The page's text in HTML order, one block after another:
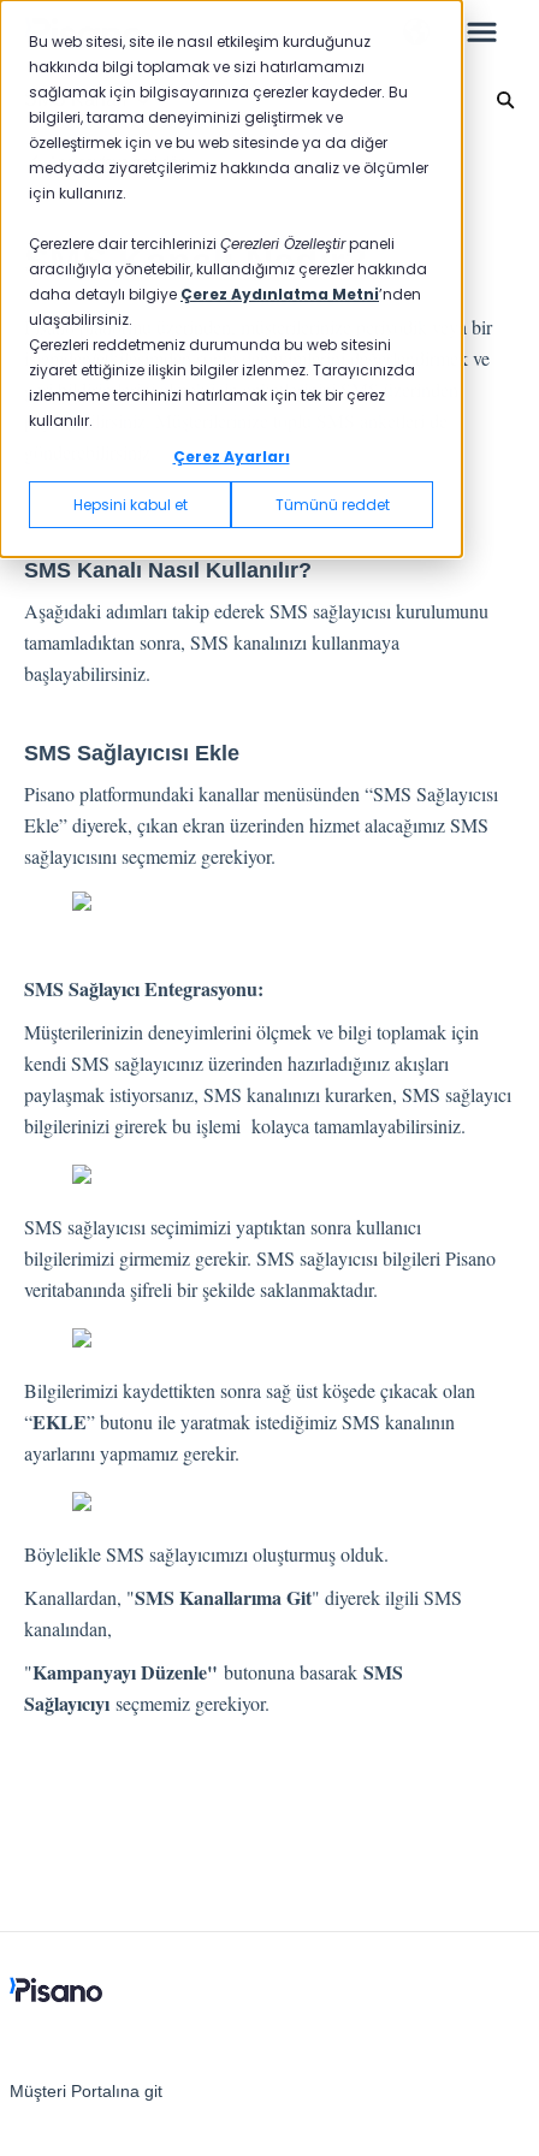
Bu web sitesi, site ile nasıl etkileşim kurduğunuz
hakkında bilgi toplamak ve sizi hatırlamamızı
sağlamak için bilgisayarınıza çerezler kaydeder. Bu
bilgileri, tarama deneyiminizi geliştirmek ve
özelleştirmek için ve bu web sitesinde ya da diğer
medyada ziyaretçilerimiz hakkında analiz ve ölçümler
için kullanırız.
Çerezlere dair tercihlerinizi Çerezleri Özelleştirpaneli
aracılığıyla yönetebilir, kullandığımız çerezler hakkında
daha detaylı bilgiye Çerez Aydınlatma Metni’nden
ulaşabilirsiniz.
Çerezleri reddetmeniz durumunda bu web sitesini
ziyaret ettiğinize ilişkin bilgiler izlenmez. Tarayıcınızda
izlenmeme tercihinizi hatırlamak için tek bir çerez
kullanılır.
Çerez Ayarları
Hepsini kabul et Tümünü reddet
SMS Kanalı
Leo
Yeni Başlayanlar İçin
Raporlar
NPS
CSAT
Raporlama 2024
Geri Bildirimler
Spam
Geri Bildirim
Atama
Akışlar
Soru Tipleri S.S.S
KVKK
Akış Sayfaları
Kanallar
Link Kanalı
SMS Kanalı
Web Widget Kanalı
E-Posta Kanalı
Push Notifikasyon Kanalı
İş Akışları
Kişiler
Etiket Grupları
Kullanıcı daveti
Kişi Arama
Ana sayfaya geri dön
SMS Kanalı Nedir?
Pisano platformu üzerinden, müşterilerinize periyodik veya bir
işlemden/etkileşimden sonra deneyimlerini değerlendirmek ve
geri bildirimlerini almak için anketlerinizi SMS üzerinden
paylaşabilirsiniz. Müşterilerinize toplu SMS anketleri de
SMS Kanalı Nasıl Kullanılır?
Aşağıdaki adımları takip ederek SMS sağlayıcısı kurulumunu
tamamladıktan sonra, SMS kanalınızı kullanmaya
başlayabilirsiniz.
SMS Sağlayıcısı Ekle
Pisano platformundaki kanallar menüsünden “SMS Sağlayıcısı
Ekle” diyerek, çıkan ekran üzerinden hizmet alacağımız SMS
sağlayıcısını seçmemiz gerekiyor.
SMS Sağlayıcı Entegrasyonu:
Müşterilerinizin deneyimlerini ölçmek ve bilgi toplamak için
kendi SMS sağlayıcınız üzerinden hazırladığınız akışları
paylaşmak istiyorsanız, SMS kanalınızı kurarken, SMS sağlayıcı
bilgilerinizi girerek bu işlemi kolayca tamamlayabilirsiniz.
SMS sağlayıcısı seçimimizi yaptıktan sonra kullanıcı
bilgilerimizi girmemiz gerekir. SMS sağlayıcısı bilgileri Pisano
veritabanında şifreli bir şekilde saklanmaktadır.
Bilgilerimizi kaydettikten sonra sağ üst köşede çıkacak olan
“EKLE” butonu ile yaratmak istediğimiz SMS kanalının
ayarlarını yapmamız gerekir.
Böylelikle SMS sağlayıcımızı oluşturmuş olduk.
Kanallardan, "SMS Kanallarıma Git" diyerek ilgili SMS
kanalından,
"Kampanyayı Düzenle" butonuna basarak SMS
Sağlayıcıyı seçmemiz gerekiyor.
Müşteri Portalına git